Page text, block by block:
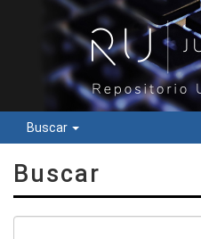
Buscar
Buscar